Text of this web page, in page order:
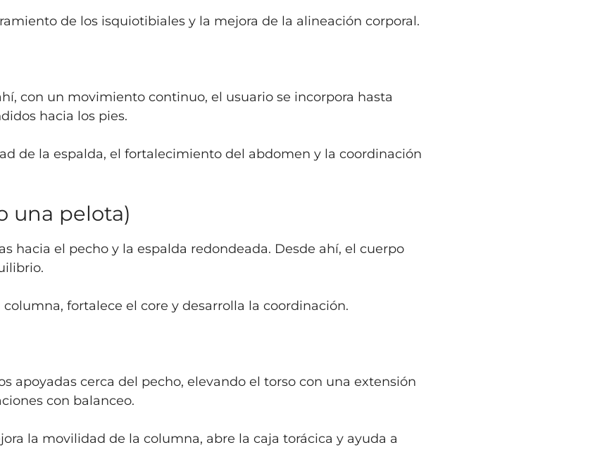
de los isquiotibiales y la mejora de la alineación corporal.
con un movimiento continuo, el usuario se incorpora hasta
hacia los pies.
de la espalda, el fortalecimiento del abdomen y la coordinación
una pelota)
hacia el pecho y la espalda redondeada. Desde ahí, el cuerpo
fortalece el core y desarrolla la coordinación.
apoyadas cerca del pecho, elevando el torso con una extensión
con balanceo.
la movilidad de la columna, abre la caja torácica y ayuda a